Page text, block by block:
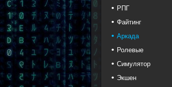
РПГ
Файтинг
Аркада
Ролевые
Симулятор
Экшен